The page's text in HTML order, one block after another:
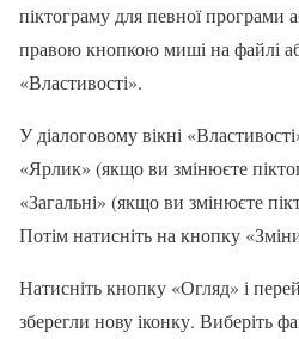
піктограму для певної програми
правою кнопкою миші на файлі
«Властивості».
У діалоговому вікні
«Ярлик» (якщо ви змінюєте
«Загальні» (якщо ви змінюєте
Потім натисніть на кнопку
Натисніть кнопку «Огляд» і
зберегли нову іконку. Виберіть